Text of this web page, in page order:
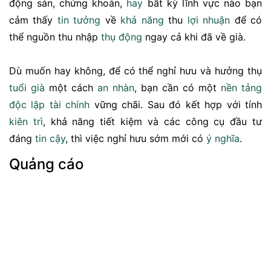
động sản, chứng khoán, hay bất kỳ lĩnh vực nào bạn
cảm thấy tin tưởng về khả năng thu lợi nhuận để có
thể nguồn thu nhập thụ động ngay cả khi đã về già.
Dù muốn hay không, để có thể nghỉ hưu và hưởng thụ
tuổi già một cách an nhàn, bạn cần có một nền tảng
độc lập tài chính vững chãi. Sau đó kết hợp với tính
kiên trì, khả năng tiết kiệm và các công cụ đầu tư
đáng tin cậy, thì việc nghỉ hưu sớm mới có ý nghĩa.
Quảng cáo